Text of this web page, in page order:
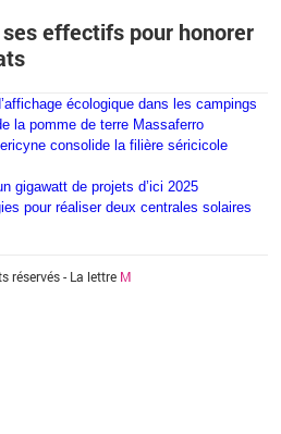
effectifs pour honorer
écologique dans les campings
la pomme de terre Massaferro
consolide la filière séricicole
gigawatt de projets d’ici 2025
pour réaliser deux centrales solaires
réservés - La lettre M